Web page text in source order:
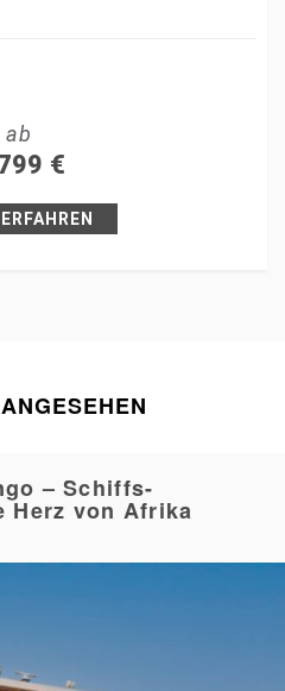
ab
€
– Schiffs-
Herz von Afrika